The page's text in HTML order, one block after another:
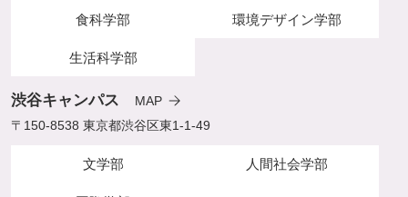
食科学部 環境デザイン学部
生活科学部
渋谷キャンパス
MAP
〒150-8538 東京都渋谷区東1-1-49
文学部 人間社会学部